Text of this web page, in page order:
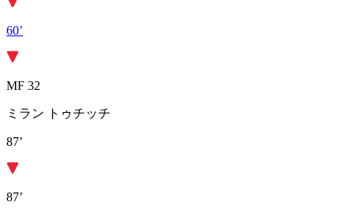
60’
MF 32
ミラン トゥチッチ
87’
87’